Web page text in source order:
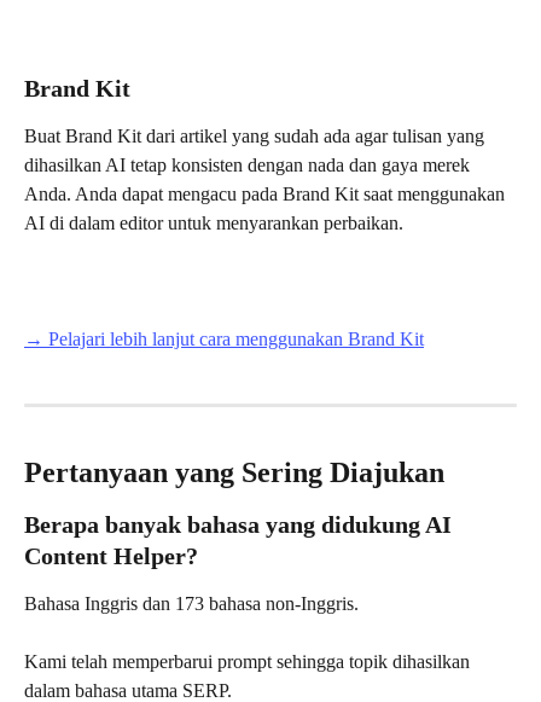
Brand Kit
Buat Brand Kit dari artikel yang sudah ada agar tulisan yang
dihasilkan AI tetap konsisten dengan nada dan gaya merek
Anda. Anda dapat mengacu pada Brand Kit saat menggunakan
AI di dalam editor untuk menyarankan perbaikan.
→ Pelajari lebih lanjut cara menggunakan Brand Kit
Pertanyaan yang Sering Diajukan
Berapa banyak bahasa yang didukung AI
Content Helper?
Bahasa Inggris dan 173 bahasa non-Inggris.
Kami telah memperbarui prompt sehingga topik dihasilkan
dalam bahasa utama SERP.